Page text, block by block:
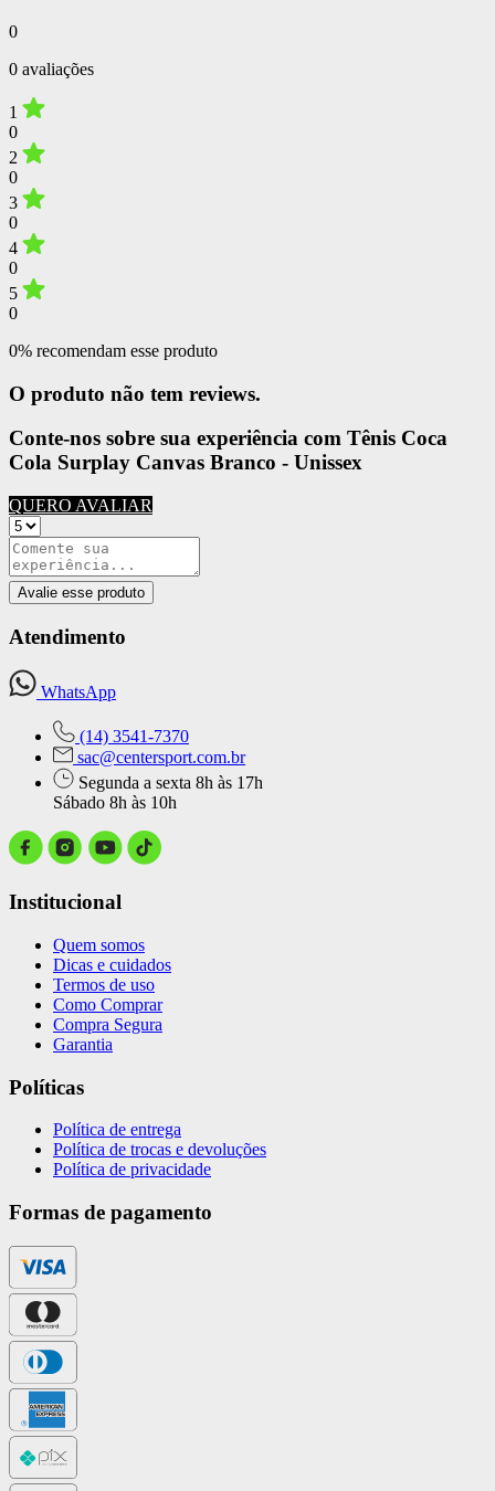
0
0 avaliações
1
0
2
0
3
0
4
0
5
0
0% recomendam esse produto
O produto não tem reviews.
Conte-nos sobre sua experiência com Tênis Coca
Cola Surplay Canvas Branco - Unissex
QUERO AVALIAR
Avalie esse produto
Atendimento
WhatsApp
(14) 3541-7370
sac@centersport.com.br
Segunda a sexta 8h às 17h
Sábado 8h às 10h
Institucional
Quem somos
Dicas e cuidados
Termos de uso
Como Comprar
Compra Segura
Garantia
Políticas
Política de entrega
Política de trocas e devoluções
Política de privacidade
Formas de pagamento